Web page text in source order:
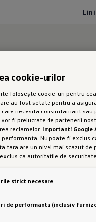
de
de echipare
cookie-urilor
folosește cookie-uri pentru
au fost setate pentru a
care necesita consimtamant
fi prelucrate de partenerii
reclamelor. Important! Google
performanta. Nu poate fi exclus
tara are un nivel mai scazut
ca autoritatile de
expres, cu acest transfer de
este responsabila pentru
cookie-uri in politica de
strict necesare
de performanta (inclusiv